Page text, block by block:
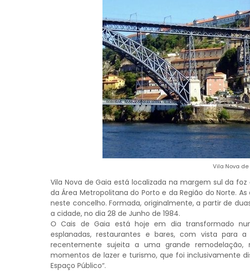
Vila Nova de
Vila Nova de Gaia está localizada na margem sul da
da Área Metropolitana do Porto e da Região do Norte.
neste concelho. Formada, originalmente, a partir de
a cidade, no dia 28 de Junho de 1984.
O Cais de Gaia está hoje em dia transformado
esplanadas, restaurantes e bares, com vista para
recentemente sujeita a uma grande
momentos de lazer e turismo, que foi inclusivamente
Espaço Público“.